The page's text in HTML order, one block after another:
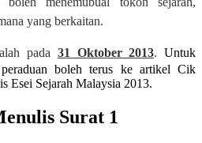
yang berkaitan.
pada 31 Oktober 2013. Untuk
boleh terus ke artikel Cik
Esei Sejarah Malaysia 2013.
Surat 1